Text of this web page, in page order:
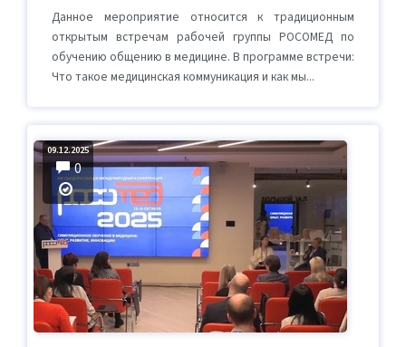
Данное мероприятие относится к традиционным
открытым встречам рабочей группы РОСОМЕД по
обучению общению в медицине. В программе встречи:
Что такое медицинская коммуникация и как мы...
09.12.2025
0